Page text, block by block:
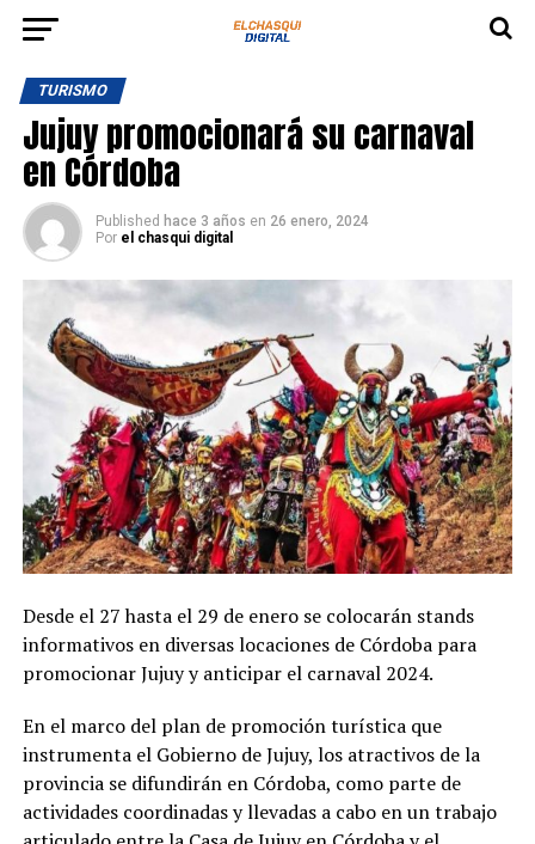
TURISMO
Jujuy promocionará su carnaval
en Córdoba
Published hace 3 años en 26 enero, 2024
Por el chasqui digital
Desde el 27 hasta el 29 de enero se colocarán stands
informativos en diversas locaciones de Córdoba para
promocionar Jujuy y anticipar el carnaval 2024.
En el marco del plan de promoción turística que
instrumenta el Gobierno de Jujuy, los atractivos de la
provincia se difundirán en Córdoba, como parte de
actividades coordinadas y llevadas a cabo en un trabajo